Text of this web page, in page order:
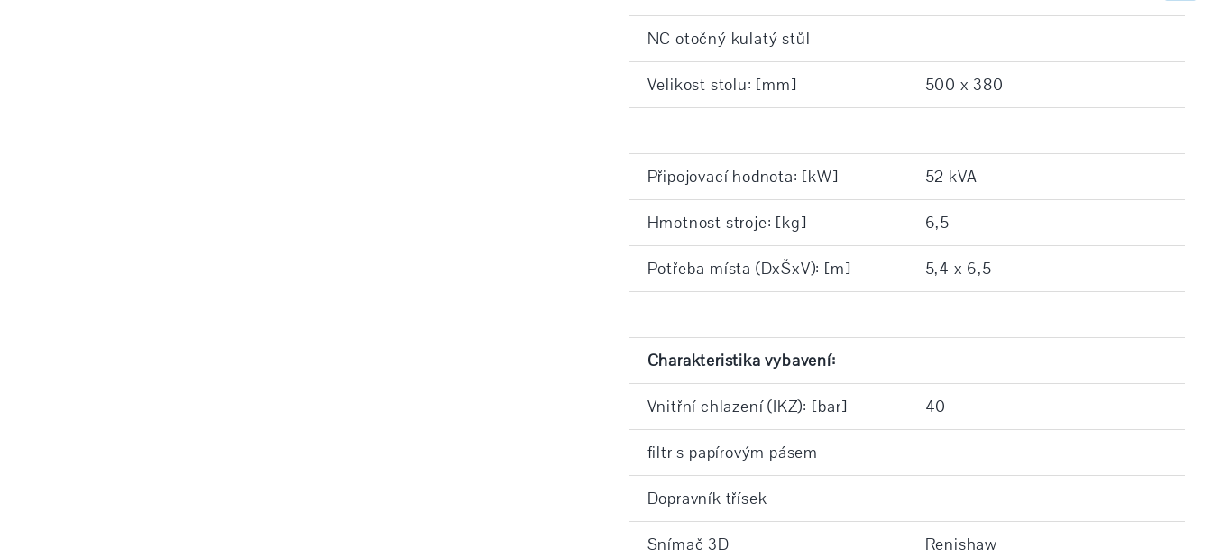
NC otočný kulatý stůl
Velikost stolu: [mm] 500 x 380
Připojovací hodnota: [kW] 52 kVA
Hmotnost stroje: [kg] 6,5
Potřeba místa (DxŠxV): [m] 5,4 x 6,5
Charakteristika vybavení:
Vnitřní chlazení (IKZ): [bar] 40
filtr s papírovým pásem
Dopravník třísek
Snímač 3D Renishaw